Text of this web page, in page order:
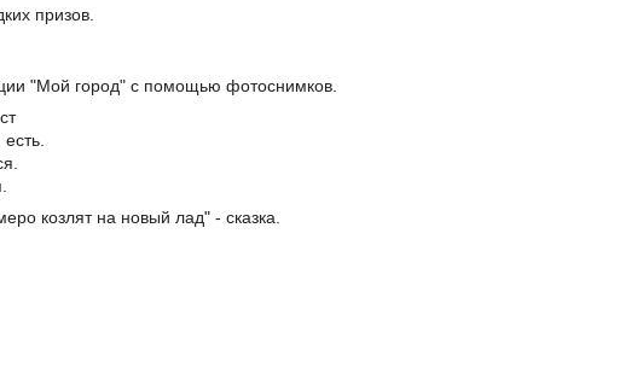
призов.
"Мой город" с помощью фотоснимков.
козлят на новый лад" - сказка.